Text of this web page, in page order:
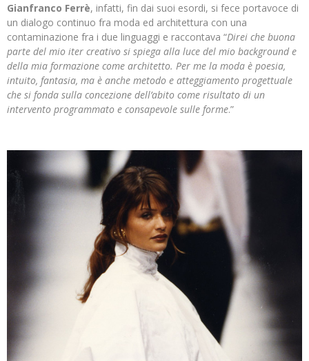
Gianfranco Ferrè, infatti, fin dai suoi esordi, si fece portavoce di
un dialogo continuo fra moda ed architettura con una
contaminazione fra i due linguaggi e raccontava “Direi che buona
parte del mio iter creativo si spiega alla luce del mio background e
della mia formazione come architetto. Per me la moda è poesia,
intuito, fantasia, ma è anche metodo e atteggiamento progettuale
che si fonda sulla concezione dell’abito come risultato di un
intervento programmato e consapevole sulle forme.”